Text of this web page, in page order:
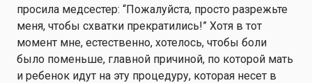
просила медсестер: “Пожалуйста, просто разрежьте
меня, чтобы схватки прекратились!” Хотя в тот
момент мне, естественно, хотелось, чтобы боли
было поменьше, главной причиной, по которой мать
и ребенок идут на эту процедуру, которая несет в